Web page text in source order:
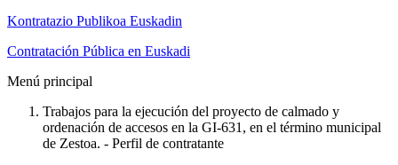
Kontratazio Publikoa Euskadin
Contratación Pública en Euskadi
Menú principal
Trabajos para la ejecución del proyecto de calmado y
ordenación de accesos en la GI-631, en el término municipal
de Zestoa. - Perfil de contratante